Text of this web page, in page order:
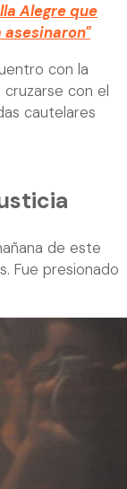
Alegre que
asesinaron"
con la
con el
cautelares
de este
Fue presionado